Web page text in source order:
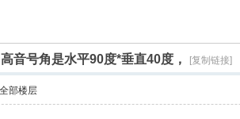
音号角是水平90度*垂直40度， [复制链接]
部楼层